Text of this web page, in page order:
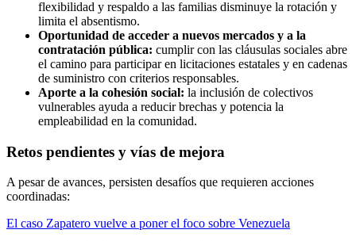
flexibilidad y respaldo a las familias disminuye la rotación y
limita el absentismo.
Oportunidad de acceder a nuevos mercados y a la
contratación pública: cumplir con las cláusulas sociales abre
el camino para participar en licitaciones estatales y en cadenas
de suministro con criterios responsables.
Aporte a la cohesión social: la inclusión de colectivos
vulnerables ayuda a reducir brechas y potencia la
empleabilidad en la comunidad.
Retos pendientes y vías de mejora
A pesar de avances, persisten desafíos que requieren acciones
coordinadas:
El caso Zapatero vuelve a poner el foco sobre Venezuela